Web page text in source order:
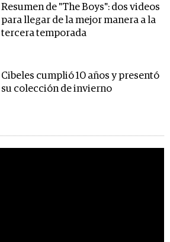
Resumen de "The Boys": dos videos
para llegar de la mejor manera a la
tercera temporada
Cibeles cumplió 10 años y presentó
su colección de invierno